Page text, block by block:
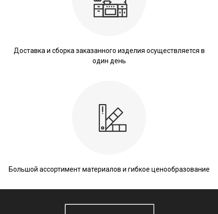
Доставка и сборка заказанного изделия осуществляется в
один день
Большой ассортимент материалов и гибкое ценообразование